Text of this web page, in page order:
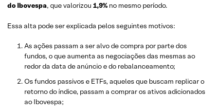
do Ibovespa, que valorizou 1,9% no mesmo período.
Essa alta pode ser explicada pelos seguintes motivos:
As ações passam a ser alvo de compra por parte dos
fundos, o que aumenta as negociações das mesmas ao
redor da data de anúncio e do rebalanceamento;
Os fundos passivos e ETFs, aqueles que buscam replicar o
retorno do índice, passam a comprar os ativos adicionados
ao Ibovespa;